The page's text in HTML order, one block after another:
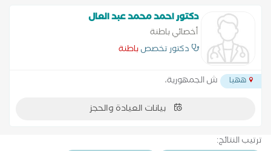
دكتور احمد محمد عبد العال
أخصائي باطنة
دكتور تخصصباطنة
ههيا ش الجمهورية،
بيانات العيادة والحجز
ترتيب النتائج: